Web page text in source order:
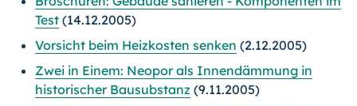
Test (14.12.2005)
Vorsicht beim Heizkosten senken (2.12.2005)
Zwei in Einem: Neopor als Innendämmung in
historischer Bausubstanz (9.11.2005)